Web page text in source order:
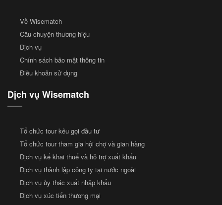
Về Wisematch
Câu chuyện thương hiệu
Dịch vụ
Chính sách bảo mật thông tin
Điều khoản sử dụng
Dịch vụ Wisematch
Tổ chức tour kêu gọi đầu tư
Tổ chức tour tham gia hội chợ và gian hàng
Dịch vụ kế khai thuế và hỗ trợ xuất khẩu
Dịch vụ thành lập công ty tại nước ngoài
Dịch vụ ủy thác xuất nhập khẩu
Dịch vụ xúc tiến thương mại